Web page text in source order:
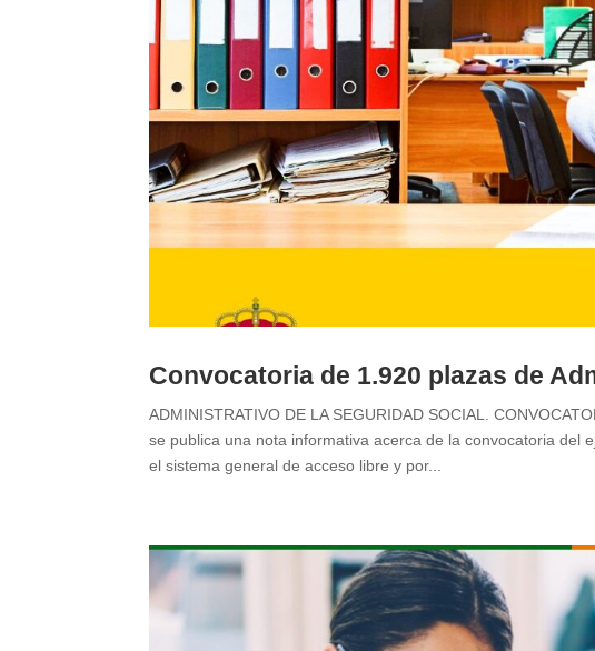
Convocatoria de 1.920 plazas de
ADMINISTRATIVO DE LA SEGURIDAD SOCIAL.
se publica una nota informativa acerca de la convocatoria del
el sistema general de acceso libre y por...